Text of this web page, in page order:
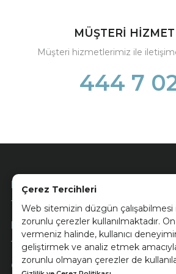
Çerez Tercihleri
Web sitemizin düzgün çalışabilmesi
zorunlu çerezler kullanılmaktadır.
vermeniz halinde, kullanıcı
geliştirmek ve analiz etmek
zorunlu olmayan çerezler de
MÜŞTERİ
Müşteri hizmetlerimiz ile
444 7
Kurumsal
Müşteri Hizmetleri
Ödeme